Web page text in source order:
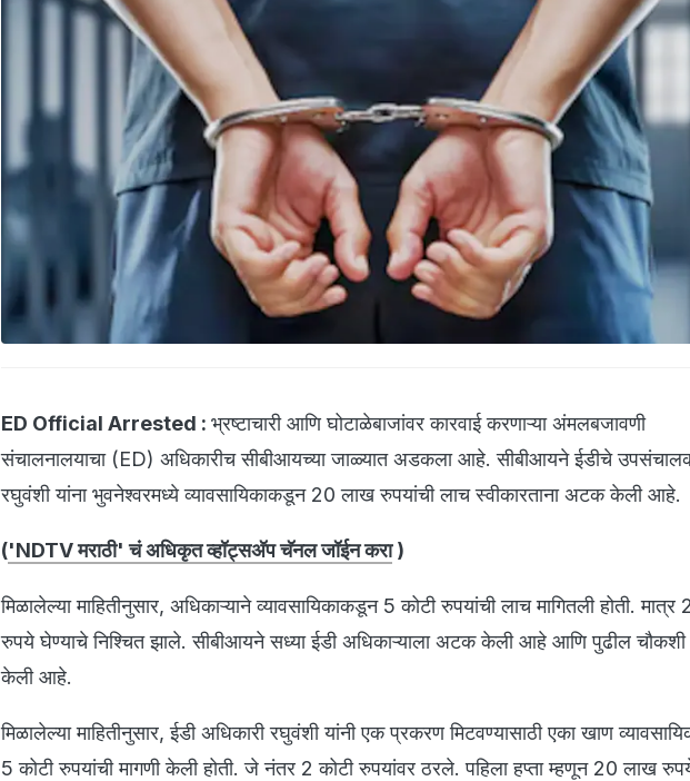
ED Official Arrested : भ्रष्टाचारी आणि घोटाळेबाजांवर कारवाई करणाऱ्या अंमलबजावणी
संचालनालयाचा (ED) अधिकारीच सीबीआयच्या जाळ्यात अडकला आहे. सीबीआयने ईडीचे
रघुवंशी यांना भुवनेश्वरमध्ये व्यावसायिकाकडून 20 लाख रुपयांची लाच स्वीकारताना अटक केली आहे.
('NDTV मराठी' चं अधिकृत व्हॉट्सअ‍ॅप चॅनल जॉईन करा)
मिळालेल्या माहितीनुसार, अधिकाऱ्याने व्यावसायिकाकडून 5 कोटी रुपयांची लाच मागितली होती. मात्र
रुपये घेण्याचे निश्चित झाले. सीबीआयने सध्या ईडी अधिकाऱ्याला अटक केली आहे आणि पुढील
केली आहे.
मिळालेल्या माहितीनुसार, ईडी अधिकारी रघुवंशी यांनी एक प्रकरण मिटवण्यासाठी एका खाण
5 कोटी रुपयांची मागणी केली होती. जे नंतर 2 कोटी रुपयांवर ठरले. पहिला हप्ता म्हणून 20 लाख